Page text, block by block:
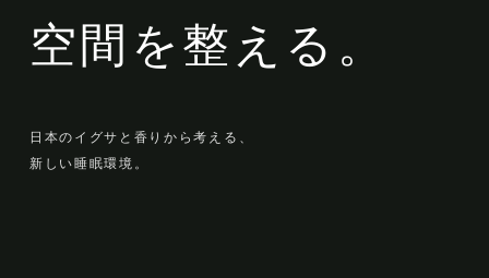
空間を整える。
日本のイグサと香りから考える、
新しい睡眠環境。